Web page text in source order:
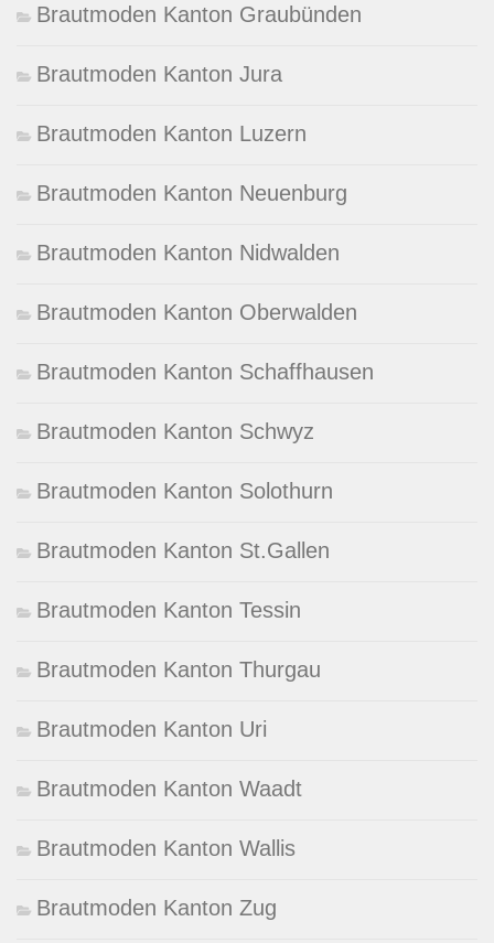
Brautmoden Kanton Graubünden
Brautmoden Kanton Jura
Brautmoden Kanton Luzern
Brautmoden Kanton Neuenburg
Brautmoden Kanton Nidwalden
Brautmoden Kanton Oberwalden
Brautmoden Kanton Schaffhausen
Brautmoden Kanton Schwyz
Brautmoden Kanton Solothurn
Brautmoden Kanton St.Gallen
Brautmoden Kanton Tessin
Brautmoden Kanton Thurgau
Brautmoden Kanton Uri
Brautmoden Kanton Waadt
Brautmoden Kanton Wallis
Brautmoden Kanton Zug